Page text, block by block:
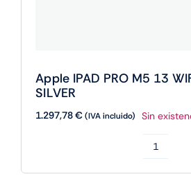
Apple IPAD PRO M5 13
SILVER
1.297,78€(IVA incluido) Sin
IPAD